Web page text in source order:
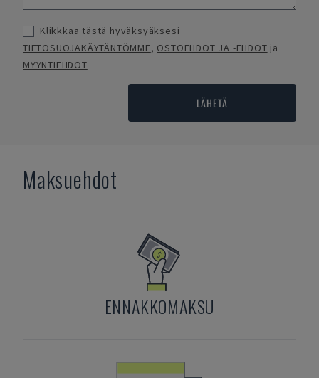
Klikkkaa tästä hyväksyäksesi
TIETOSUOJAKÄYTÄNTÖMME, OSTOEHDOT JA -EHDOT ja
MYYNTIEHDOT
LÄHETÄ
Maksuehdot
ENNAKKOMAKSU